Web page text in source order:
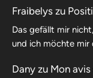
Fraibelys zu
Das gefällt mir
und ich möchte mir
Dany zu Mon